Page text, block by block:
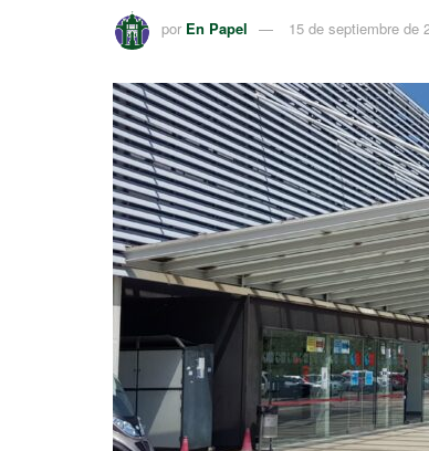
por En Papel 15 de septiembre de